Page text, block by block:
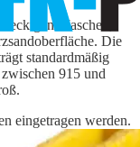
Maschen,
Die
standardmäßig
915 und
eingetragen werden.